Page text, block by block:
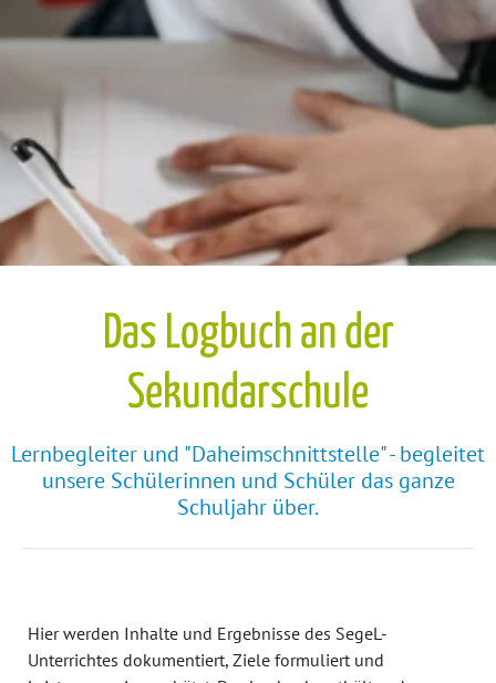
Das Logbuch an der
Sekundarschule
Lernbegleiter und "Daheimschnittstelle" - begleitet
unsere Schülerinnen und Schüler das ganze
Schuljahr über.
Hier werden Inhalte und Ergebnisse des SegeL-
Unterrichtes dokumentiert, Ziele formuliert und